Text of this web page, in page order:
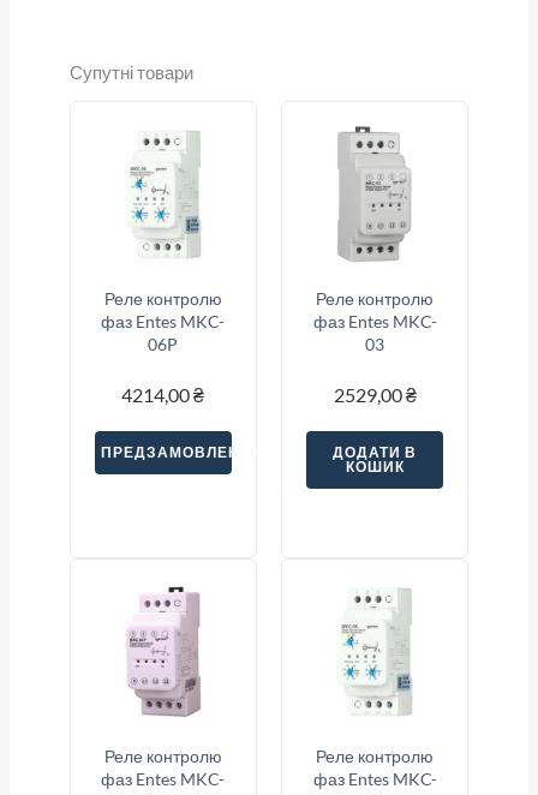
Супутні товари
Реле контролю
фаз Entes MKC-
06P
4214,00₴
ПРЕДЗАМОВЛЕННЯ
Реле контролю
фаз Entes MKC-
03
2529,00₴
ДОДАТИ В
КОШИК
Реле контролю
фаз Entes MKC-
Реле контролю
фаз Entes MKC-